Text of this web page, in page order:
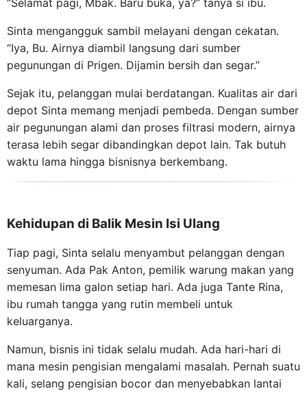
Sinta mengangguk sambil melayani dengan cekatan.
“Iya, Bu. Airnya diambil langsung dari sumber
pegunungan di Prigen. Dijamin bersih dan segar.”
Sejak itu, pelanggan mulai berdatangan. Kualitas air dari
depot Sinta memang menjadi pembeda. Dengan sumber
air pegunungan alami dan proses filtrasi modern, airnya
terasa lebih segar dibandingkan depot lain. Tak butuh
waktu lama hingga bisnisnya berkembang.
Kehidupan di Balik Mesin Isi Ulang
Tiap pagi, Sinta selalu menyambut pelanggan dengan
senyuman. Ada Pak Anton, pemilik warung makan yang
memesan lima galon setiap hari. Ada juga Tante Rina,
ibu rumah tangga yang rutin membeli untuk
keluarganya.
Namun, bisnis ini tidak selalu mudah. Ada hari-hari di
mana mesin pengisian mengalami masalah. Pernah suatu
kali, selang pengisian bocor dan menyebabkan lantai